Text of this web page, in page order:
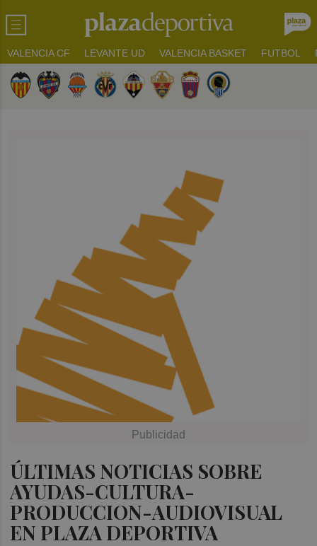
VALENCIA CF LEVANTE UD VALENCIA BASKET FUTBOL
ÚLTIMAS NOTICIAS SOBRE
AYUDAS-CULTURA-
PRODUCCION-AUDIOVISUAL
EN PLAZA DEPORTIVA